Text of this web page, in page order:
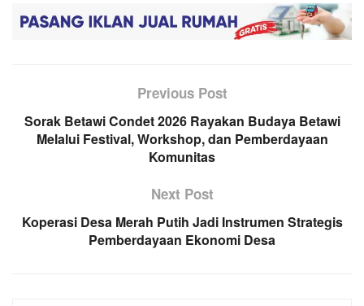
Previous Post
Sorak Betawi Condet 2026 Rayakan Budaya Betawi
Melalui Festival, Workshop, dan Pemberdayaan
Komunitas
Next Post
Koperasi Desa Merah Putih Jadi Instrumen Strategis
Pemberdayaan Ekonomi Desa